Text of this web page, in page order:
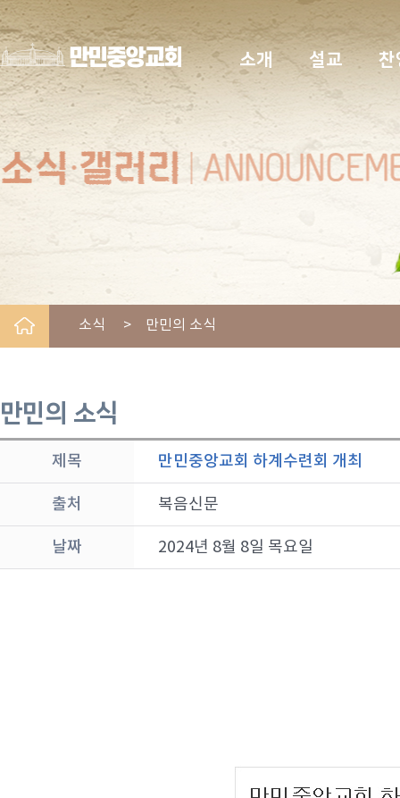
소개 설교 찬
소식 > 만민의 소식
만민의 소식
제목 만민중앙교회 하계수련회 개최
출처 복음신문
날짜 2024년 8월 8일 목요일